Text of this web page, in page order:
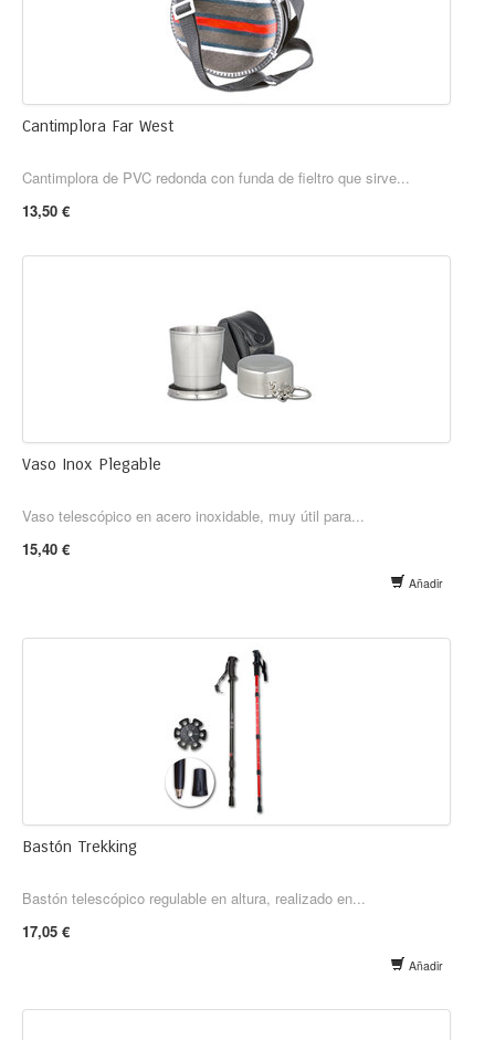
Cantimplora Far West
Cantimplora de PVC redonda con funda de fieltro que sirve...
13,50 €
Vaso Inox Plegable
Vaso telescópico en acero inoxidable, muy útil para...
15,40 €
Añadir
Bastón Trekking
Bastón telescópico regulable en altura, realizado en...
17,05 €
Añadir